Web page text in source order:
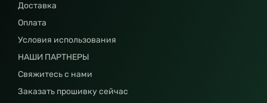
Доставка
Оплата
Условия использования
НАШИ ПАРТНЕРЫ
Свяжитесь с нами
Заказать прошивку сейчас